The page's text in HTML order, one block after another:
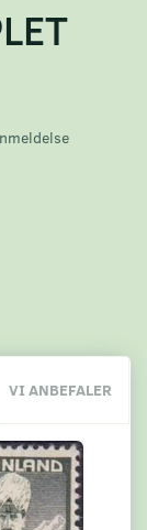
VI ANBEFALER